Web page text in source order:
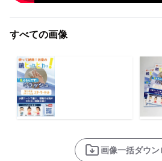
すべての画像
画像一括ダウン